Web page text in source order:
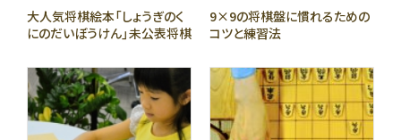
大人気将棋絵本「しょうぎのく
にのだいぼうけん」未公表将棋
9×9の将棋盤に慣れるための
コツと練習法